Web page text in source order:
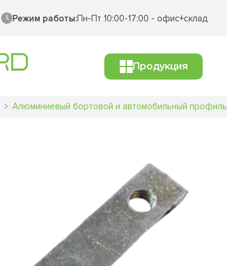
Режим работы:Пн-Пт 10:00-17:00 - офис+склад
Продукция
Алюминиевый бортовой и автомобильный профиль